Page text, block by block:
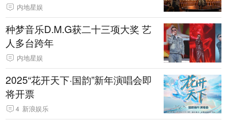
内地星娱
种梦音乐D.M.G获二十三项大奖 艺
人多台跨年
内地星娱
2025“花开天下·国韵”新年演唱会即
将开票
4 新浪娱乐